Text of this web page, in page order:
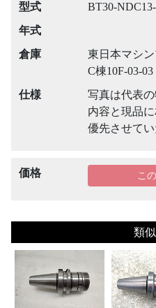
型式
BT30-
年式
倉庫
東日本マシ
C棟10F-03-03
仕様
写真は代表
内容と現品
優先させてい
価格 こ
類